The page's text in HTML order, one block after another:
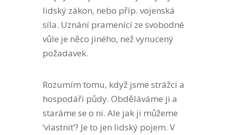
lidský zákon, nebo příp. vojenská
síla. Uznání pramenící ze svobodné
vůle je něco jiného, než vynucený
požadavek.
Rozumím tomu, když jsme strážci a
hospodáři půdy. Obděláváme ji a
staráme se o ni. Ale jak ji můžeme
‘vlastnit’? Je to jen lidský pojem. V